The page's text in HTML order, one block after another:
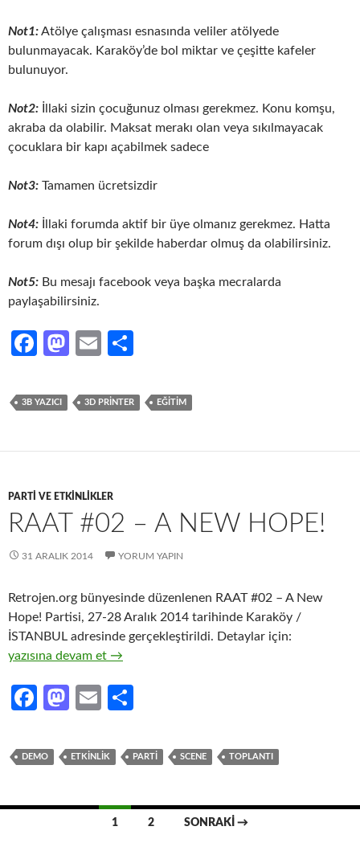
Not1:Atölye çalışması esnasında veliler atölyede
bulunmayacak. Karaköy’de bol miktar ve çeşitte kafeler
bulunuyor.
Not2: İllaki sizin çocuğunuz olması gerekmez. Konu komşu,
akraba da olabilir. Maksat merakı olan veya sıkılmayacak
çocuklara bir kapı açabilmek sadece
Not3: Tamamen ücretsizdir
Not4: İllaki forumda aktif bir üye olmanız gerekmez. Hatta
forum dışı olup bir şekilde haberdar olmuş da olabilirsiniz.
Not5: Bu mesajı facebook veya başka mecralarda
paylaşabilirsiniz.
Fa
b
o
M
to
o
E
ail ar
3B YAZICI 3D PRINTER EĞITIM
PARTI VE ETKINLIKLER
RAAT #02 – A NEW HOPE!
31 ARALIK 2014 YORUM YAPIN
Retrojen.org bünyesinde düzenlenen RAAT #02 – A New
Hope! Partisi, 27-28 Aralık 2014 tarihinde Karaköy /
İSTANBUL adresinde gerçekleştirildi. Detaylar için:
RAAT #02 – A New Hope!
yazısına devam et →
Fa
b
o
M
to
o
E
ail ar
DEMO ETKINLIK PARTI SCENE TOPLANTI
1 2 SONRAKI →